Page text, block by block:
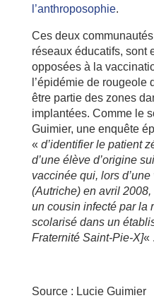
l’anthroposophie.
Ces deux
réseaux éducatifs, sont
opposées à la
l’épidémie de
être partie des zones
implantées. Comme le
Guimier, une enquête
« d’identifier le patient
d’une élève d’origine
vaccinée qui, lors
(Autriche) en avril
un cousin infecté par la
scolarisé dans un
Fraternité Saint-Pie-X]« .
Source : Lucie Guimier